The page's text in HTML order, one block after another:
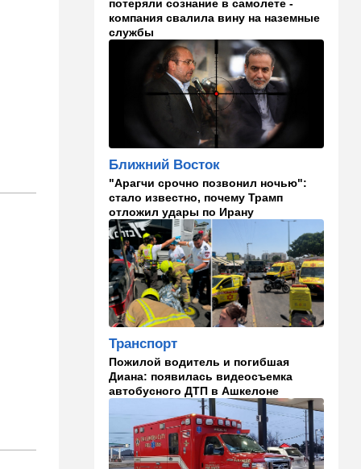
00:32 Израиль
Погода в Израиле на
субботу, 8 августа
Мнения
Страсть к творчеству
23:20 В мире
"Нью-Йорк таймс"
опубликовал новый поклеп
на Израиль, рассердив
генконсула
22:52 В мире
И грянул Грэм: Сенат США
одобрил ужесточение
санкций против России и
Ирана
22:33 Транспорт
Почему Израиль до сих пор
не решил проблему пробок,
несмотря на вложенные
миллиарды
21:56 Ближний Восток
Вывести войска: ливанцы
потеряли сознание в самолете -
компания свалила вину на наземные
службы
Ближний Восток
"Арагчи срочно позвонил ночью":
стало известно, почему Трамп
отложил удары по Ирану
Транспорт
Пожилой водитель и погибшая
Диана: появилась видеосъемка
автобусного ДТП в Ашкелоне